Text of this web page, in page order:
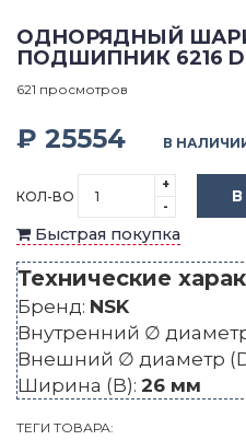
ОДНОРЯДНЫЙ
ПОДШИПНИК 6216
621 просмотров
₽ 25554 В
КОЛ-ВО
+
-
Быстрая покупка
Технические
Бренд: NSK
Внутренний ∅
Внешний ∅ диаметр
Ширина (B): 26 мм
ТЕГИ ТОВАРА: